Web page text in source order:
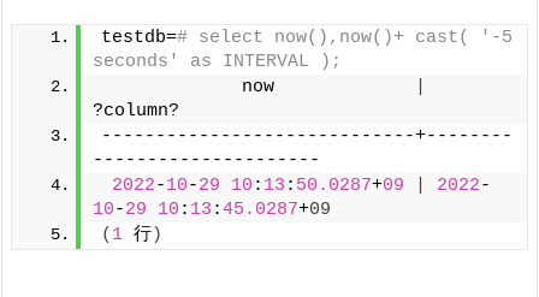
testdb=# select now(),now()+ cast( '-5
seconds' as INTERVAL );
             now
?column?
-----------------------------+--------
---------------------
2022-10-29 10 : 13 : 50.0287+09 2022-
10-29 10 : 13 :45.0287+09
( 1 行)